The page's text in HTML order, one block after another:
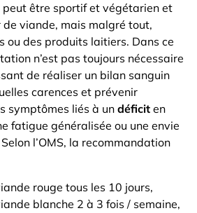
peut être sportif et végétarien et
viande, mais malgré tout,
ou des produits laitiers. Dans ce
n’est pas toujours nécessaire
de réaliser un bilan sanguin
carences et prévenir
symptômes liés à un déficit en
fatigue généralisée ou une envie
l’OMS, la recommandation
rouge tous les 10 jours,
blanche 2 à 3 fois / semaine,